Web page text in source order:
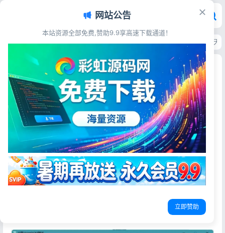
首页>源码资源>AI工具源码>谷歌Gemini AI对话系统源码 多模型智能聊天
谷歌Gemini AI对话系统源码 多模型智能聊天网站
搭建
彩虹源码网
2026-06-15 17阅读
源码简介
谷歌GeminiAI调用源码 兼容Chatgpt APi接口
目前只实现了非流式对话，免费使用接口
网站公告
本站资源全部免费,赞助9.9享高速下载通道！
立即赞助